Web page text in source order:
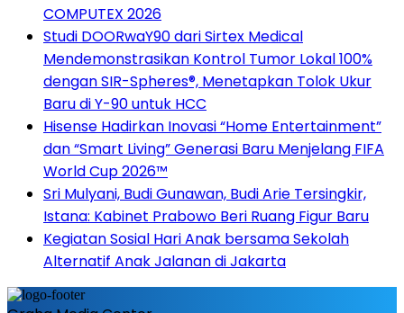
COMPUTEX 2026
Studi DOORwaY90 dari Sirtex Medical
Mendemonstrasikan Kontrol Tumor Lokal 100%
dengan SIR-Spheres®, Menetapkan Tolok Ukur
Baru di Y-90 untuk HCC
Hisense Hadirkan Inovasi “Home Entertainment”
dan “Smart Living” Generasi Baru Menjelang FIFA
World Cup 2026™
Sri Mulyani, Budi Gunawan, Budi Arie Tersingkir,
Istana: Kabinet Prabowo Beri Ruang Figur Baru
Kegiatan Sosial Hari Anak bersama Sekolah
Alternatif Anak Jalanan di Jakarta